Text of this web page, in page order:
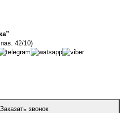
42/10)
Заказать звонок